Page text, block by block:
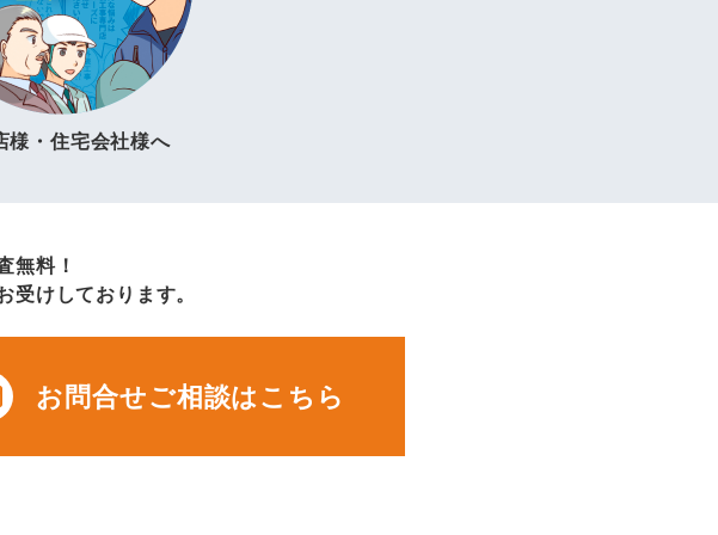
様・住宅会社様へ
無料！
けしております。
お問合せご相談はこちら